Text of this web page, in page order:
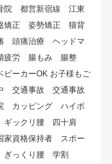
院 都営新宿線 江東
矯正 姿勢矯正 猫背
頭痛治療 ヘッドマ
疲労 腸もみ 腸整
ーカーOK お子様もご
交通事故 交通事故
カッピング ハイボ
ギックリ腰 四十肩
資格保持者 スポー
っくり腰 学割